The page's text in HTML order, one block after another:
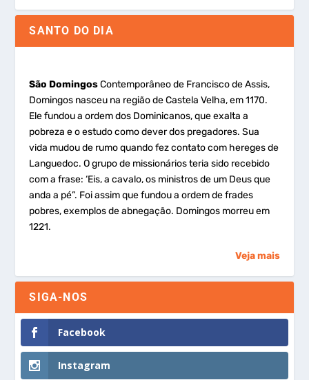
SANTO DO DIA
São DomingosContemporâneo de Francisco de Assis,
Domingos nasceu na região de Castela Velha, em 1170.
Ele fundou a ordem dos Dominicanos, que exalta a
pobreza e o estudo como dever dos pregadores. Sua
vida mudou de rumo quando fez contato com hereges de
Languedoc. O grupo de missionários teria sido recebido
com a frase: ‘Eis, a cavalo, os ministros de um Deus que
anda a pé”. Foi assim que fundou a ordem de frades
pobres, exemplos de abnegação. Domingos morreu em
1221.
Veja mais
SIGA-NOS
Facebook
Instagram